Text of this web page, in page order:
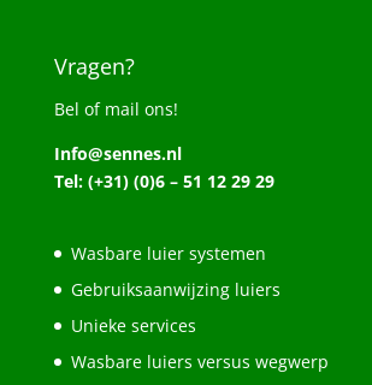
Vragen?
Bel of mail ons!
Info@sennes.nl
Tel: (+31) (0)6 – 51 12 29 29
Wasbare luier systemen
Gebruiksaanwijzing luiers
Unieke services
Wasbare luiers versus wegwerp